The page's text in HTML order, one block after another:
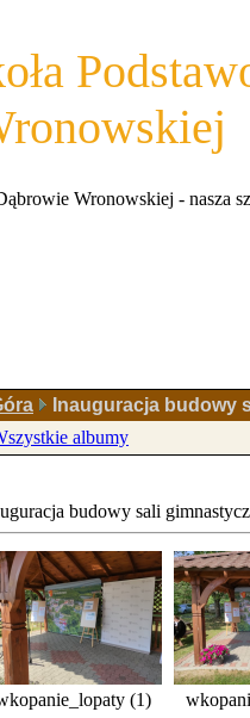
Wronowskiej - nasza
Inauguracja budowy
albumy
budowy sali
(1)